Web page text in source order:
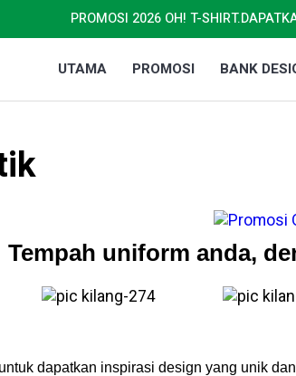
PROMOSI 2026 OH! T-SHIRT.
UTAMA PROMOSI BANK
Tempah uniform anda,
dapatkan inspirasi design yang unik